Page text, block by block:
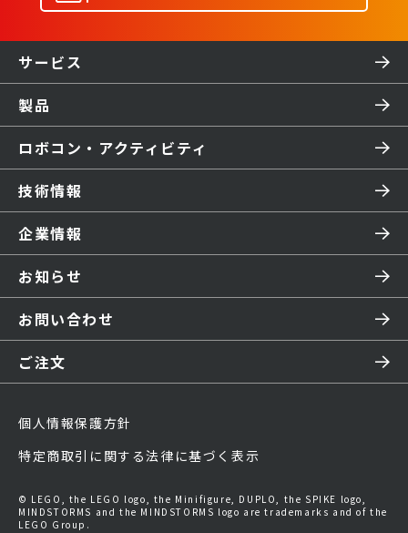
サービス
製品
ロボコン・アクティビティ
技術情報
企業情報
お知らせ
お問い合わせ
ご注文
個人情報保護方針
特定商取引に関する法律に基づく表示
© LEGO, the LEGO logo, the Minifigure, DUPLO, the SPIKE logo,
MINDSTORMS and the MINDSTORMS logo are trademarks and of the
LEGO Group.